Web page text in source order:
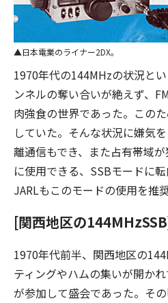
日本電業のライナー2DX。
1970年代の144MHzの状況と
ンネルの奪い合いが絶えず、
肉強食の世界であった。この
していた。そんな状況に嫌気
離通信もでき、また占有帯域
に使用できる、SSBモードに
JARLもこのモードの使用を推
[関西地区の
1970年代前半、関西地区の
ティングやハムの集いが開か
が参加して盛会であった。そ